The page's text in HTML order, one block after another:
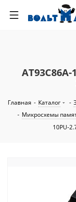
Главная - Каталог -
- Микросхемы
10PU-